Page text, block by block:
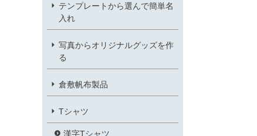
テンプレートから選んで簡単名
入れ
写真からオリジナルグッズを作
る
倉敷帆布製品
Tシャツ
漢字Tシャツ